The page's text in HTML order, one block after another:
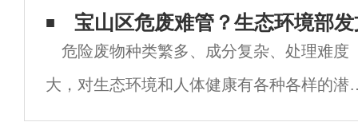
容
周知。1.废机油对于润滑油要求不高的部位
滑的效果，比如在我们的自行车的链条，挖
宝山区危废难管？生态环境部
危险废物种类繁多、成分复杂、处理难度
大，对生态环境和人体健康有各种各样的潜
风险。我国对危废的处置及监管仍存在较大